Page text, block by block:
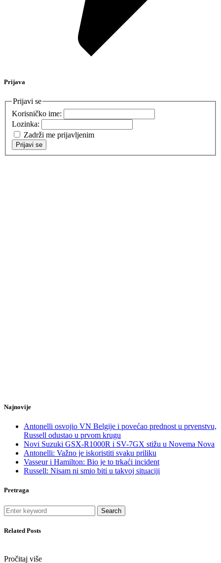
Prijava
Prijavi se
Korisničko ime:
Lozinka:
Zadrži me prijavljenim
Prijavi se
Najnovije
Antonelli osvojio VN Belgije i povećao prednost u prvenstvu,
Russell odustao u prvom krugu
Novi Suzuki GSX-R1000R i SV-7GX stižu u Novema Nova
Antonelli: Važno je iskoristiti svaku priliku
Vasseur i Hamilton: Bio je to trkaći incident
Russell: Nisam ni smio biti u takvoj situaciji
Pretraga
Search
Related Posts
Pročitaj više